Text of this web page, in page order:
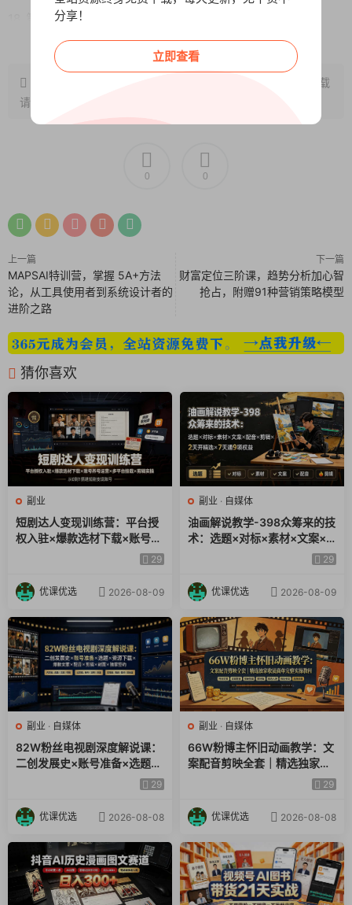
18_第十六课短剧硬插广告简单版.mp4
19_第十七课短剧硬插广告简单版2.mp4
20_第十八课短剧硬插广告复杂版3.mp4
21_第十九课日销34万营业额小王剪辑法.mp4
24_第二十二课剧情换品剪辑.mp4
25_第二十三课用原创二次创作剪辑教程.mp4
26_口播和数字人的文案改写.mp4
27_真人口播录制.mp4
28_第二十四课口播剪辑教程.mp4
29_数字人成片.mp4
30_第二十五课数字人口播剪辑.mp4
31_第二十六课小短剧拍摄救程.mp4
32_第二十七课家庭小短剧剪辑.mp4
33_第二十八节课书单剪辑.mp4
34_选品思路定位账号.mp4
35_第二十九课如何跟爆品快速拿到样品.mp4
36_第三十课产品话术注意事项.mp4
37_第三十一课如何发作品.mp4
38第三十二课如何发作品2.mp4
39第三十三课开播设置.mp4
42第三十六课直播间透明文字.mp4
，转载
请注明出处~~~
0 0
上一篇
MAPSAI特训营，掌握 5A+方法
论，从工具使用者到系统设计者的
进阶之路
下一篇
财富定位三阶课，趋势分析加心智
抢占，附赠91种营销策略模型
猜你喜欢
副业
短剧达人变现训练营：平台授
权入驻×爆款选材下载×账号养
号运营×多平台挂载×剪辑实操
29
优课优选 2026-08-09
副业 · 自媒体
油画解说教学-398众筹来的技
术：选题×对标×素材×文案×
配音×剪辑×2天开精选×7天通
29
优课优选 2026-08-09
副业 · 自媒体
82W粉丝电视剧深度解说课：
二创发展史×账号准备×选题×
资源下载×爆款文案×配音×剪29
优课优选 2026-08-08
副业 · 自媒体
66W粉博主怀旧动画教学：文
案配音剪映全套｜精选独家收
29
优课优选 2026-08-08
分享！
立即查看